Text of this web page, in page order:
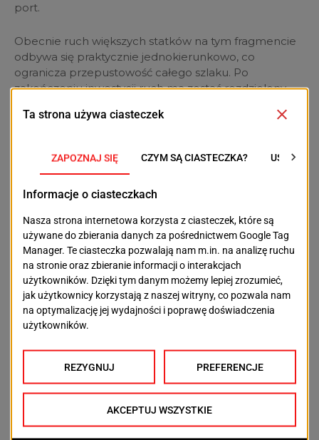
port.
Obecnie ruch większych statków na tym fragmencie
odbywa się praktycznie jednokierunkowo, co
ogranicza przepustowość całego szlaku. Po
zakończeniu inwestycji ruch ma zostać rozdzielony —
wpływające do Szczecina, a drugi przez jednostki
są elementem rozwoju infrastruktury morskiej w
ramach europejskiej sieci transportowej TEN-T i mają
wzmocnić znaczenie portów w Szczecinie,
Świnoujściu i Policach w międzynarodowym systemie
transportowym.
POPRZEDNI TEKST
Wenecji przyjeżdżają
do Szczecina
Szczecin stawia na
kranówkę podczas
Juwenaliów i Dnia
Studenta
OSTATNIE ARTYKUŁY